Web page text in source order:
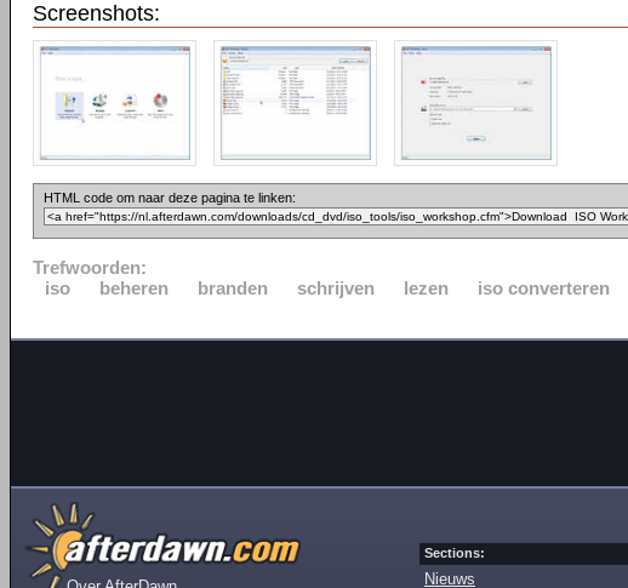
Screenshots:
HTML code om naar deze pagina te linken:
Trefwoorden:
iso
beheren branden schrijven lezen iso converteren
Sections:
Nieuws